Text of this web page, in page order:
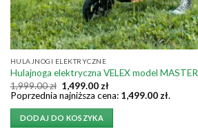
HULAJNOGI ELEKTRYCZNE
Hulajnoga elektryczna VELEX model MASTER
1,999.00zł Pierwotna
cena
wynosiła:
1,999.00 zł.
1,499.00 złAktualna
cena
wynosi:
1,499.00 zł.
Poprzednia najniższa cena: 1,499.00 zł.
DODAJ DO KOSZYKA